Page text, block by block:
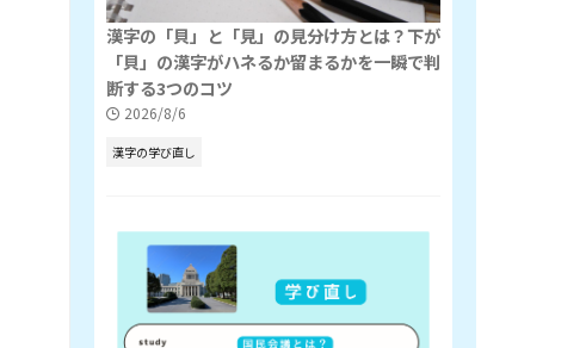
漢字の「貝」と「見」の見分け方とは？下が
「貝」の漢字がハネるか留まるかを一瞬で判
断する3つのコツ
2026/8/6
漢字の学び直し